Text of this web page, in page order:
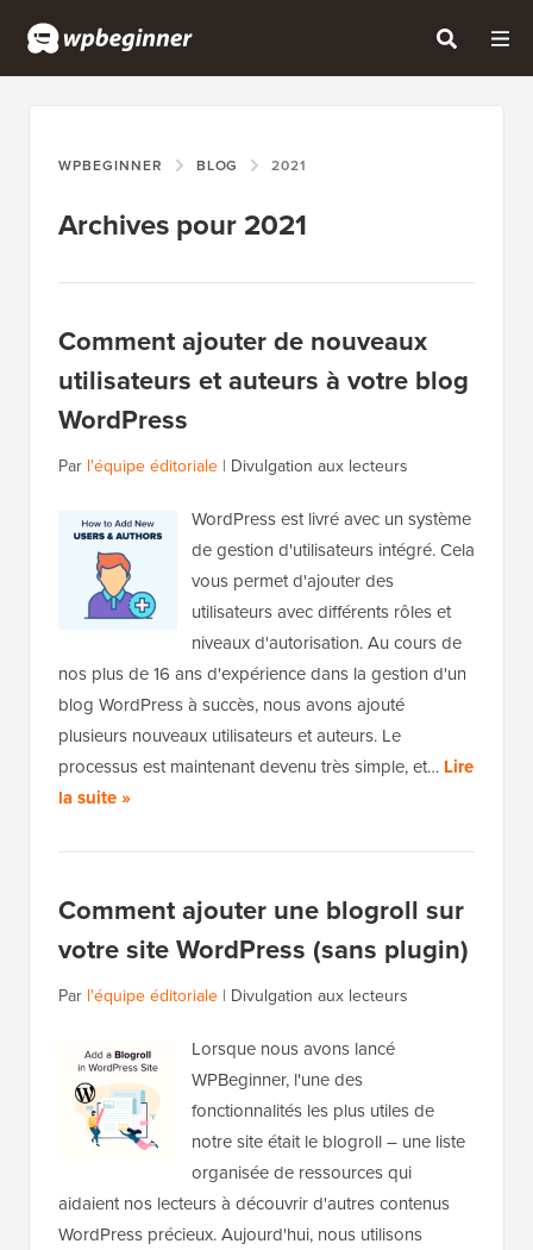
WPBEGINNER BLOG 2021
Archives pour 2021
Comment ajouter de nouveaux
utilisateurs et auteurs à votre blog
WordPress
Par l'équipe éditoriale | Divulgation aux lecteurs
WordPress est livré avec un système
de gestion d'utilisateurs intégré. Cela
vous permet d'ajouter des
utilisateurs avec différents rôles et
niveaux d'autorisation. Au cours de
nos plus de 16 ans d'expérience dans la gestion d'un
blog WordPress à succès, nous avons ajouté
plusieurs nouveaux utilisateurs et auteurs. Le
processus est maintenant devenu très simple, et… Lire
la suite »
Comment ajouter une blogroll sur
votre site WordPress (sans plugin)
Par l'équipe éditoriale | Divulgation aux lecteurs
Lorsque nous avons lancé
WPBeginner, l'une des
fonctionnalités les plus utiles de
notre site était le blogroll – une liste
organisée de ressources qui
aidaient nos lecteurs à découvrir d'autres contenus
WordPress précieux. Aujourd'hui, nous utilisons